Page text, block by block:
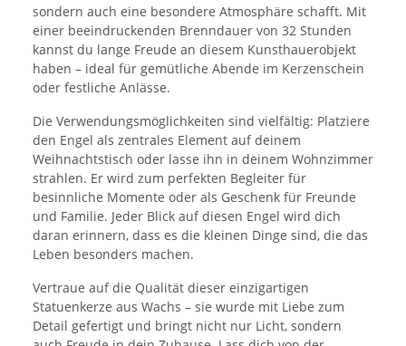
sondern auch eine besondere Atmosphäre schafft. Mit
einer beeindruckenden Brenndauer von 32 Stunden
kannst du lange Freude an diesem Kunsthauerobjekt
haben – ideal für gemütliche Abende im Kerzenschein
oder festliche Anlässe.
Die Verwendungsmöglichkeiten sind vielfältig: Platziere
den Engel als zentrales Element auf deinem
Weihnachtstisch oder lasse ihn in deinem Wohnzimmer
strahlen. Er wird zum perfekten Begleiter für
besinnliche Momente oder als Geschenk für Freunde
und Familie. Jeder Blick auf diesen Engel wird dich
daran erinnern, dass es die kleinen Dinge sind, die das
Leben besonders machen.
Vertraue auf die Qualität dieser einzigartigen
Statuenkerze aus Wachs – sie wurde mit Liebe zum
Detail gefertigt und bringt nicht nur Licht, sondern